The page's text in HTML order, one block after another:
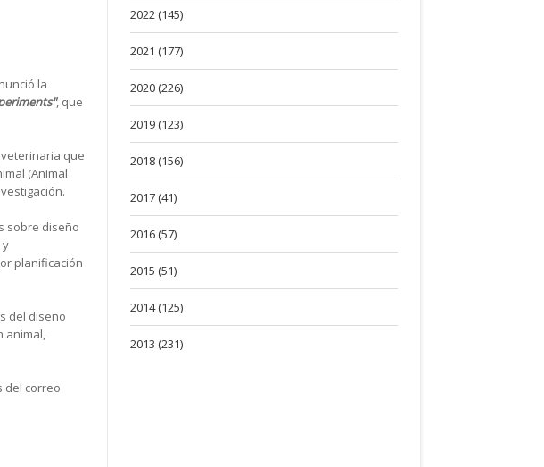
la
, que
que
(Animal
sobre diseño
y
planificación
del diseño
animal,
del correo
2022 (145)
2021 (177)
2020 (226)
2019 (123)
2018 (156)
2017 (41)
2016 (57)
2015 (51)
2014 (125)
2013 (231)